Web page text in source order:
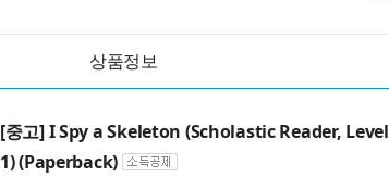
상품정보
[중고] I Spy a Skeleton (Scholastic Reader, Level
1) (Paperback)